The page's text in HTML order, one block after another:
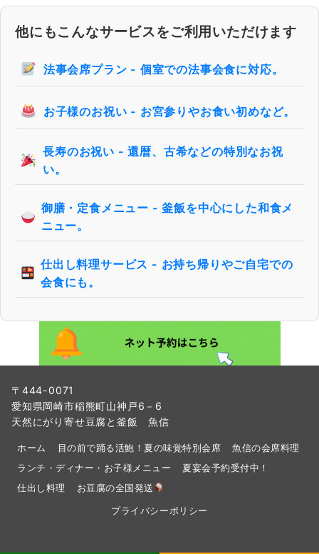
他にもこんなサービスをご利用いただけます
法事会席プラン - 個室での法事会食に対応。
お子様のお祝い - お宮参りやお食い初めなど。
長寿のお祝い - 還暦、古希などの特別なお祝
い。
御膳・定食メニュー - 釜飯を中心にした和食メ
ニュー。
仕出し料理サービス - お持ち帰りやご自宅での
会食にも。
〒444-0071
愛知県岡崎市稲熊町山神戸6－6
天然にがり寄せ豆腐と釜飯 魚信
ホーム 目の前で踊る活鮑！夏の味覚特別会席
魚信の会席料理
ランチ・ディナー・お子様メニュー
夏宴会予約受付中！
仕出し料理
お豆腐の全国発送
プライバシーポリシー